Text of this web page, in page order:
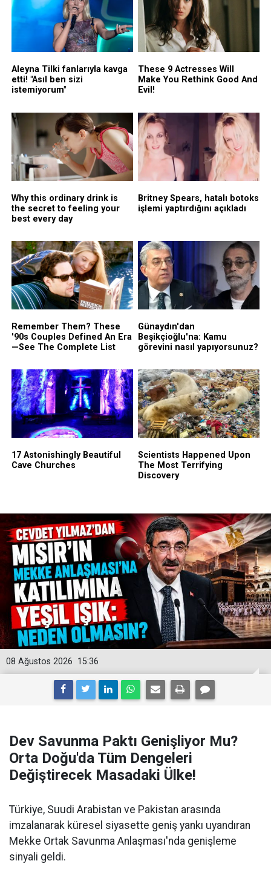
15:36
08 Ağustos 2026
Dev Savunma Paktı Genişliyor Mu?
Orta Doğu'da Tüm Dengeleri
Değiştirecek Masadaki Ülke!
Türkiye, Suudi Arabistan ve Pakistan arasında
imzalanarak küresel siyasette geniş yankı uyandıran
Mekke Ortak Savunma Anlaşması'nda genişleme
sinyali geldi.